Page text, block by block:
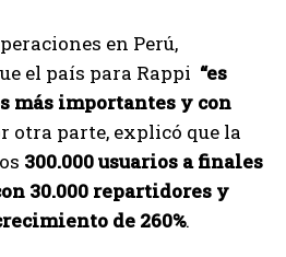
en Perú,
el país para Rappi “es
más importantes y con
otra parte, explicó que la
300.000 usuarios a finales
30.000 repartidores y
de 260%.